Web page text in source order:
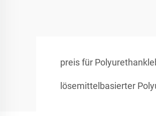
preis für
lösemittelbasierter